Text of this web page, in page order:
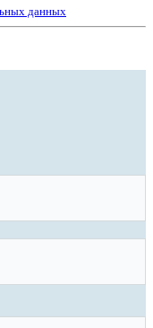
данных